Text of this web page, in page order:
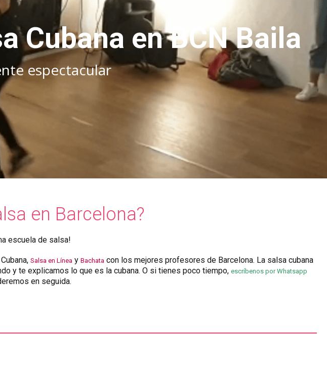
Cubana en BCN Baila
espectacular
en Barcelona?
escuela de salsa!
Salsa en Línea yBachata con los mejores profesores de Barcelona. La salsa cubana
y te explicamos lo que es la cubana. O si tienes poco tiempo, escríbenos por Whatsapp
en seguida.